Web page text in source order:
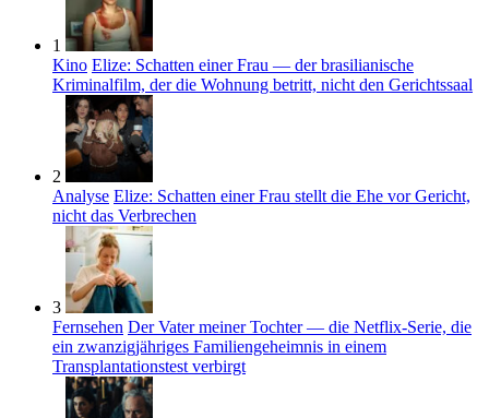
1
Kino Elize: Schatten einer Frau — der brasilianische
Kriminalfilm, der die Wohnung betritt, nicht den Gerichtssaal
2
Analyse Elize: Schatten einer Frau stellt die Ehe vor Gericht,
nicht das Verbrechen
3
Fernsehen Der Vater meiner Tochter — die Netflix-Serie, die
ein zwanzigjähriges Familiengeheimnis in einem
Transplantationstest verbirgt